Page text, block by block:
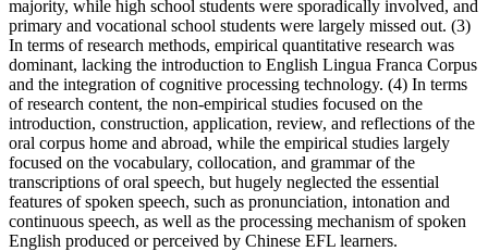
majority, while high school students were sporadically involved, and
primary and vocational school students were largely missed out. (3)
In terms of research methods, empirical quantitative research was
dominant, lacking the introduction to English Lingua Franca Corpus
and the integration of cognitive processing technology. (4) In terms
of research content, the non-empirical studies focused on the
introduction, construction, application, review, and reflections of the
oral corpus home and abroad, while the empirical studies largely
focused on the vocabulary, collocation, and grammar of the
transcriptions of oral speech, but hugely neglected the essential
features of spoken speech, such as pronunciation, intonation and
continuous speech, as well as the processing mechanism of spoken
English produced or perceived by Chinese EFL learners.